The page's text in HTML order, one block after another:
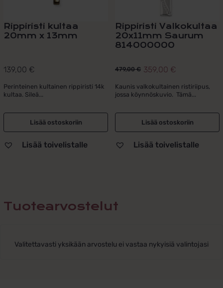
Rippiristi kultaa
20mm x 13mm
139,00 €
Perinteinen kultainen rippiristi 14k
kultaa. Sileä...
Lisää ostoskoriin
Lisää toivelistalle
Rippiristi Valkokultaa
20x11mm Saurum
814000000
479,00€
Alkuperäinen
hinta
oli:
479,00 €.
359,00 €
Nykyinen
hinta
on:
359,00 €.
Kaunis valkokultainen ristiriipus,
jossa köynnöskuvio. Tämä...
Lisää ostoskoriin
Lisää toivelistalle
Tuotearvostelut
Valitettavasti yksikään arvostelu ei vastaa nykyisiä valintojasi